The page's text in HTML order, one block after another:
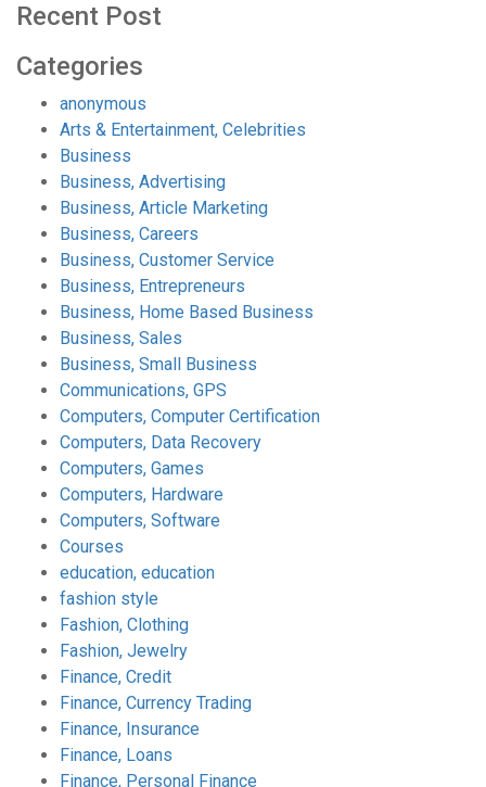
Recent Post
Categories
anonymous
Arts & Entertainment, Celebrities
Business
Business, Advertising
Business, Article Marketing
Business, Careers
Business, Customer Service
Business, Entrepreneurs
Business, Home Based Business
Business, Sales
Business, Small Business
Communications, GPS
Computers, Computer Certification
Computers, Data Recovery
Computers, Games
Computers, Hardware
Computers, Software
Courses
education, education
fashion style
Fashion, Clothing
Fashion, Jewelry
Finance, Credit
Finance, Currency Trading
Finance, Insurance
Finance, Loans
Finance, Personal Finance